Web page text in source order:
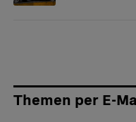
Themen per E-